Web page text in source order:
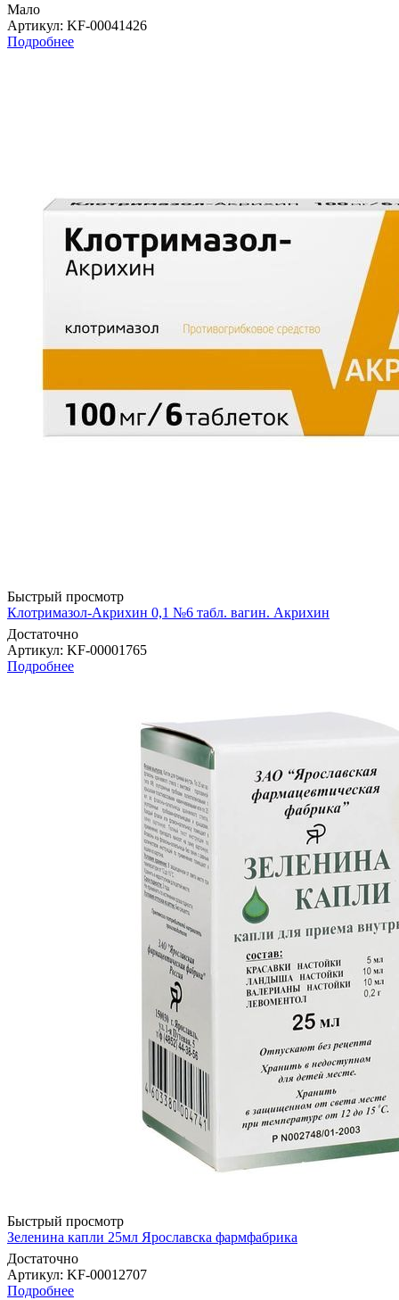
Мало
Артикул: KF-00041426
Подробнее
Быстрый просмотр
Клотримазол-Акрихин 0,1 №6 табл. вагин. Акрихин
Достаточно
Артикул: KF-00001765
Подробнее
Быстрый просмотр
Зеленина капли 25мл Ярославска фармфабрика
Достаточно
Артикул: KF-00012707
Подробнее